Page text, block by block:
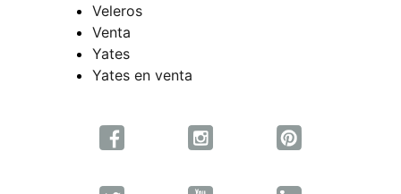
Veleros
Venta
Yates
Yates en venta